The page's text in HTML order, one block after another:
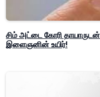
சிம் அட்டை கோரி
இளைஞனின் உயிர்!